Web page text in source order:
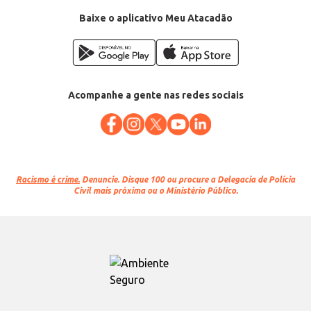
Baixe o aplicativo Meu Atacadão
Acompanhe a gente nas redes sociais
Racismo é crime. Denuncie. Disque 100 ou procure a Delegacia de Polícia
Civil mais próxima ou o Ministério Público.